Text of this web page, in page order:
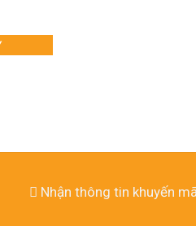
Nhận thông tin khuyến